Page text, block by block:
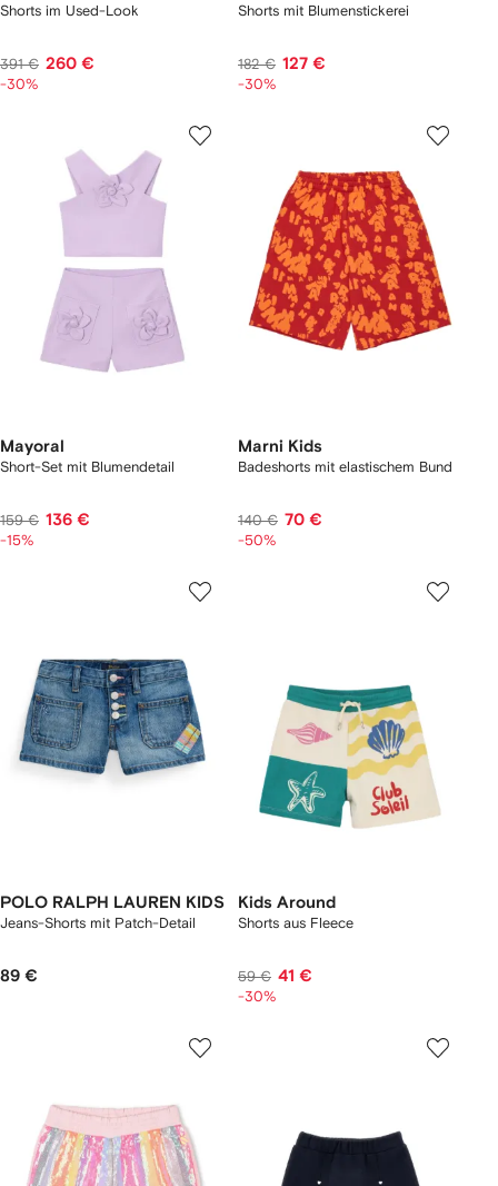
Shorts im Used-Look
391 € 260 €
-30%
Shorts mit Blumenstickerei
182 € 127 €
-30%
Mayoral
Short-Set mit Blumendetail
159 € 136 €
-15%
Marni Kids
Badeshorts mit elastischem Bund
140 € 70 €
-50%
POLO RALPH LAUREN KIDS
Jeans-Shorts mit Patch-Detail
89 €
Kids Around
Shorts aus Fleece
59 € 41 €
-30%